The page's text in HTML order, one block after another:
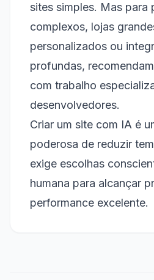
sites simples. Mas para
complexos, lojas
personalizados ou
profundas,
com trabalho
desenvolvedores.
Criar um site com IA é
poderosa de reduzir
exige escolhas
humana para alcançar
performance excelente.